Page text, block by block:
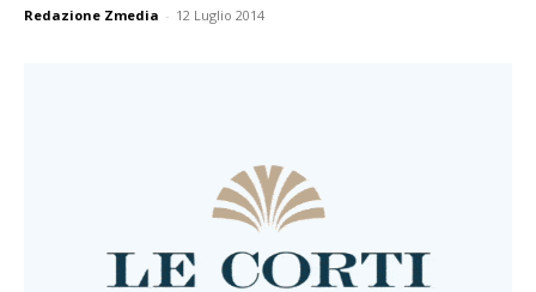
Redazione Zmedia - 12 Luglio 2014